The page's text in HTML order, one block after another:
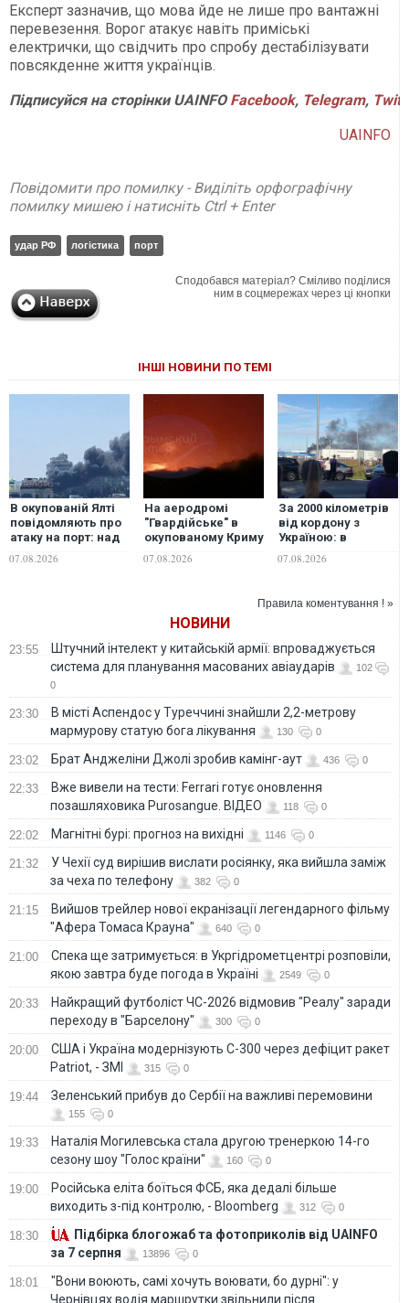
Експерт зазначив, що мова йде не лише про вантажні
перевезення. Ворог атакує навіть приміські
електрички, що свідчить про спробу дестабілізувати
повсякденне життя українців.
ПідписуйсянасторінкиUAINFO Facebook, Telegram,
UAINFO
Повідомити про помилку - Виділіть орфографічну
помилку мишею і натисніть Ctrl + Enter
удар РФ логістика порт
Сподобався матеріал? Сміливо поділися
ним в соцмережах через ці кнопки
ІНШІ НОВИНИ ПО ТЕМІ
В окупованій Ялті
повідомляють про
атаку на порт: над
містом навис стовп
чорного диму.
07.08.2026
На аеродромі
"Гвардійське" в
окупованому Криму
спалахнула
масштабна
07.08.2026
За 2000 кілометрів
від кордону з
Україною: в
Єкатеринбурзі
після атаки дронів
Wildberries. ФОТО.
ВІДЕО
07.08.2026
Правила коментування ! »
НОВИНИ
23:55
Штучний інтелект у китайській армії: впроваджується
система для планування масованих авіаударів
102
0
23:30
В місті Аспендос у Туреччині знайшли 2,2-метрову
мармурову статую бога лікування
130 0
23:02 Брат Анджеліни Джолі зробив камінг-аут 436 0
22:33
Вже вивели на тести: Ferrari готує оновлення
позашляховика Purosangue. ВІДЕО
118 0
22:02 Магнітні бурі: прогноз на вихідні 1146 0
21:32
У Чехії суд вирішив вислати росіянку, яка вийшла заміж
за чеха по телефону
382 0
21:15
Вийшов трейлер нової екранізації легендарного фільму
"Афера Томаса Крауна"
640 0
21:00
Спека ще затримується: в Укргідрометцентрі розповіли,
якою завтра буде погода в Україні
2549 0
20:33
Найкращий футболіст ЧС-2026 відмовив "Реалу" заради
переходу в "Барселону"
300 0
20:00
США і Україна модернізують С-300 через дефіцит ракет
Patriot, - ЗМІ
315 0
19:44 Зеленський прибув до Сербії на важливі перемовини
155 0
19:33
Наталія Могилевська стала другою тренеркою 14-го
сезону шоу "Голос країни"
160 0
19:00
Російська еліта боїться ФСБ, яка дедалі більше
виходить з-під контролю, - Bloomberg
312 0
18:30
Підбірка блогожаб та фотоприколів від UAINFO
за 7 серпня
13896 0
18:01
"Вони воюють, самі хочуть воювати, бо дурні": у
Чернівцях водія маршрутки звільнили після